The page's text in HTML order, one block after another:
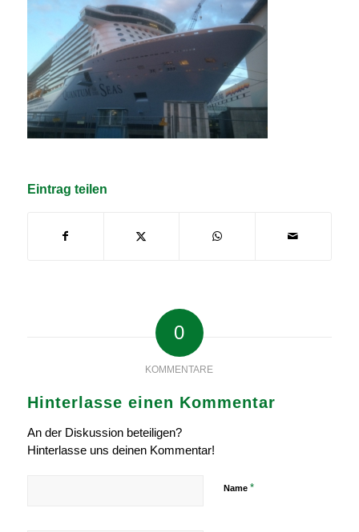
Eintrag teilen
0
KOMMENTARE
Hinterlasse einen Kommentar
An der Diskussion beteiligen?
Hinterlasse uns deinen Kommentar!
Name *